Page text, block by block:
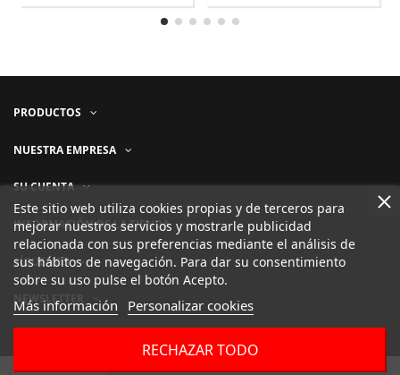
PRODUCTOS
NUESTRA EMPRESA
SU CUENTA
INFORMACIÓN DE LA TIENDA
Este sitio web utiliza cookies propias y de terceros para
mejorar nuestros servicios y mostrarle publicidad
relacionada con sus preferencias mediante el análisis de
sus hábitos de navegación. Para dar su consentimiento
sobre su uso pulse el botón Acepto.
Más información Personalizar cookies
RECHAZAR TODO
SÍGUENOS
NEWSLETTER